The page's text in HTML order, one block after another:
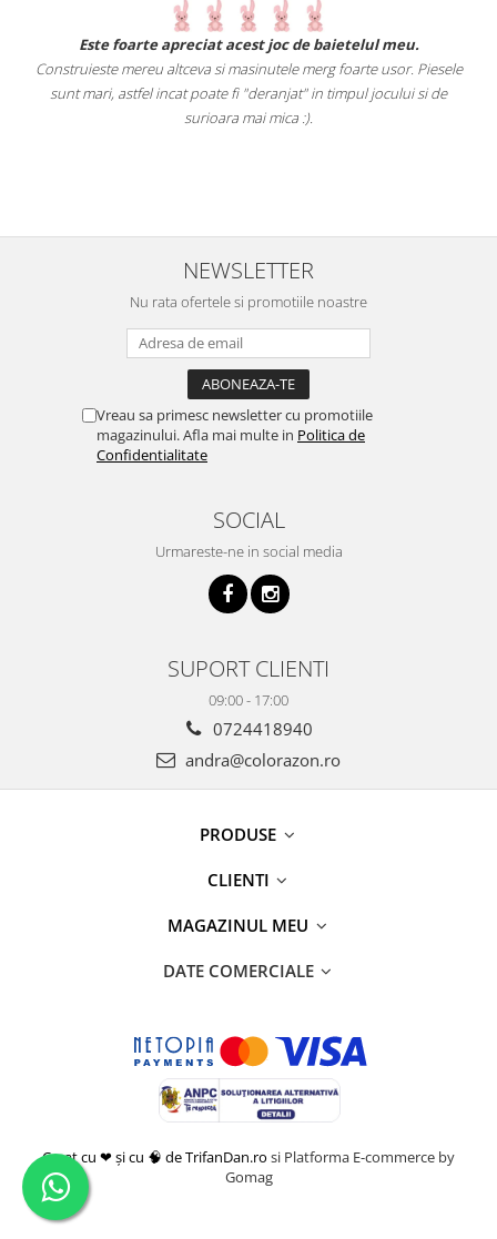
Este foarte apreciat acest joc de baietelul meu.
Construieste mereu altceva si masinutele merg foarte usor. Piesele
sunt mari, astfel incat poate fi "deranjat" in timpul jocului si de
surioara mai mica :).
NEWSLETTER
Nu rata ofertele si promotiile noastre
Vreau sa primesc newsletter cu promotiile
magazinului. Afla mai multe in Politica de
Confidentialitate
SOCIAL
Urmareste-ne in social media
SUPORT CLIENTI
09:00 - 17:00
0724418940
andra@colorazon.ro
PRODUSE
CLIENTI
MAGAZINUL MEU
DATE COMERCIALE
Creat cu ❤ și cu 🧠 de TrifanDan.ro si Platforma E-commerce by
Gomag